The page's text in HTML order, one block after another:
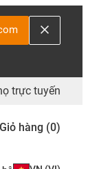
trực tuyến
Giỏ hàng (0)